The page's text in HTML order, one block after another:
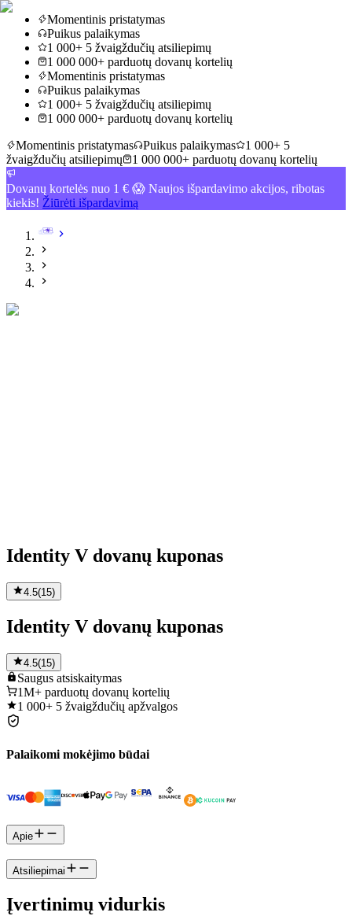
Momentinis pristatymas
Puikus palaikymas
1 000+ 5 žvaigždučių atsiliepimų
1 000 000+ parduotų dovanų kortelių
Momentinis pristatymas
Puikus palaikymas
1 000+ 5 žvaigždučių atsiliepimų
1 000 000+ parduotų dovanų kortelių
Momentinis pristatymas
Puikus palaikymas
1 000+ 5
žvaigždučių atsiliepimų
1 000 000+ parduotų dovanų kortelių
Dovanų kortelės nuo 1 € 😱 Naujos išpardavimo akcijos, ribotas
kiekis! Žiūrėti išpardavimą
Identity V dovanų kuponas
4.5(15)
Identity V dovanų kuponas
4.5(15)
Saugus atsiskaitymas
1M+ parduotų dovanų kortelių
1 000+ 5 žvaigždučių apžvalgos
Palaikomi mokėjimo būdai
Apie
Atsiliepimai
Įvertinimų vidurkis